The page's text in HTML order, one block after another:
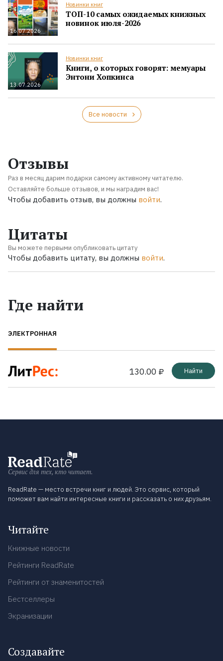
16.07.2026
Новинки книг
ТОП-10 самых ожидаемых книжных
новинок июля-2026
13.07.2026
Новинки книг
Книги, о которых говорят: мемуары
Энтони Хопкинса
Все новости
Отзывы
Раз в месяц дарим подарки самому активному читателю.
Оставляйте больше отзывов, и мы наградим вас!
Чтобы добавить отзыв, вы должны войти.
Цитаты
Вы можете первыми опубликовать цитату
Чтобы добавить цитату, вы должны войти.
Где найти
ЭЛЕКТРОННАЯ
130.00 ₽ Найти
Сервис для тех, кто читает.
ReadRate — место встречи книг и людей. Это сервис, который
поможет вам найти интересные книги и рассказать о них друзьям.
Читайте
Книжные новости
Рейтинги ReadRate
Рейтинги от знаменитостей
Бестселлеры
Экранизации
Создавайте